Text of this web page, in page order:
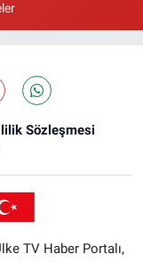
Sözleşmesi
TV Haber Portalı,